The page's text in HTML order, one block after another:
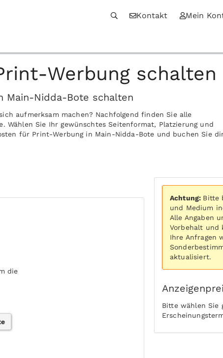
Kontakt Mein
Werbung schalten
Main-Nidda-Bote schalten
aufmerksam machen? Nachfolgend finden Sie alle
Sie Ihr gewünschtes Seitenformat, Platzierung und
für Print-Werbung in Main-Nidda-Bote und buchen Sie
die
Achtung: Bitte
und Medium
Alle Angaben
Vorbehalt und
Ihre Anfragen
aktualisiert.
Bitte wählen Sie